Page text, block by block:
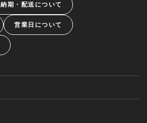
納期・配送について
営業日について